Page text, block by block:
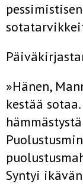
»Hänen,
kestää
Syntyi